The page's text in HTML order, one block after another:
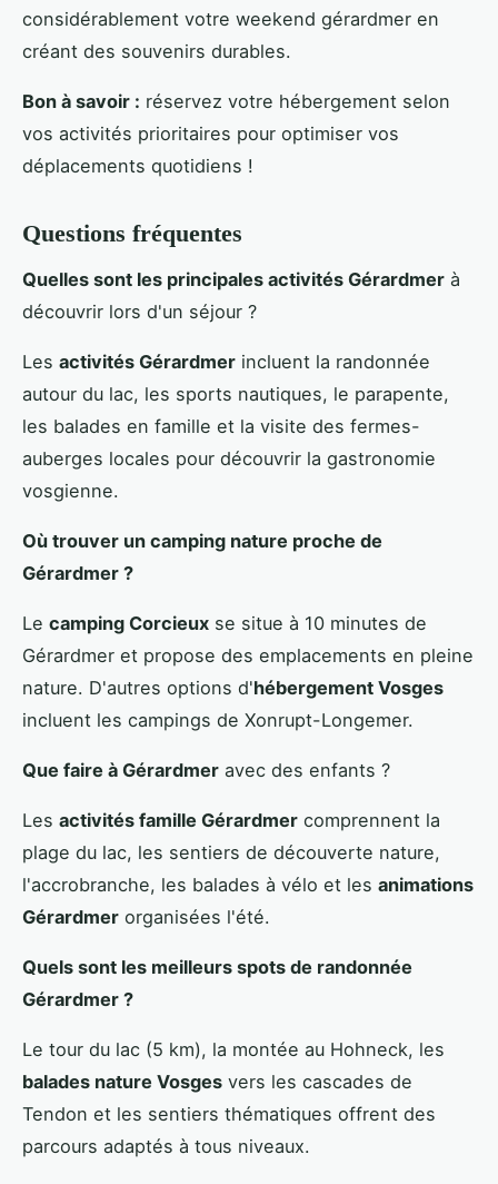
considérablement votre weekend gérardmer en
créant des souvenirs durables.
Bon à savoir : réservez votre hébergement selon
vos activités prioritaires pour optimiser vos
déplacements quotidiens !
Questions fréquentes
Quelles sont les principales activités Gérardmer à
découvrir lors d'un séjour ?
Les activités Gérardmer incluent la randonnée
autour du lac, les sports nautiques, le parapente,
les balades en famille et la visite des fermes-
auberges locales pour découvrir la gastronomie
vosgienne.
Où trouver un camping nature proche de
Gérardmer ?
Le camping Corcieux se situe à 10 minutes de
Gérardmer et propose des emplacements en pleine
nature. D'autres options d'hébergement Vosges
incluent les campings de Xonrupt-Longemer.
Que faire à Gérardmer avec des enfants ?
Les activités famille Gérardmer comprennent la
plage du lac, les sentiers de découverte nature,
l'accrobranche, les balades à vélo et les animations
Gérardmer organisées l'été.
Quels sont les meilleurs spots de randonnée
Gérardmer ?
Le tour du lac (5 km), la montée au Hohneck, les
balades nature Vosges vers les cascades de
Tendon et les sentiers thématiques offrent des
parcours adaptés à tous niveaux.